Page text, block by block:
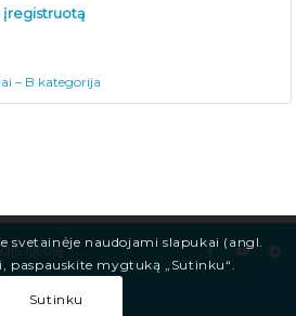
įregistruotą
– B kategorija
svetainėje naudojami slapukai (angl.
paspauskite mygtuką „Sutinku“.
Sutinku